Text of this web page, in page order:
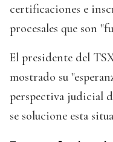
certificaciones e
procesales que son
El presidente del
mostrado su
perspectiva judicial
se solucione esta